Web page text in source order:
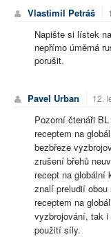
Vlastimil Petráš
Napište si lístek
nepřímo úměrná
porušit.
Pavel Urban 12.
Pozorní čtenáři
receptem na
bezbřeze
zrušení břehů
recept na globální
znalí preludií
receptem na
vyzbrojování, tak
použití síly.